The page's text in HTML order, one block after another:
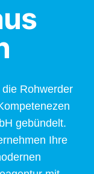
Rohwerder
gebündelt.
Ihre